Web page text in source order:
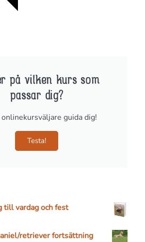
på vilken kurs som
passar dig?
guida dig!
Testa!
till vardag och fest
retriever fortsättning